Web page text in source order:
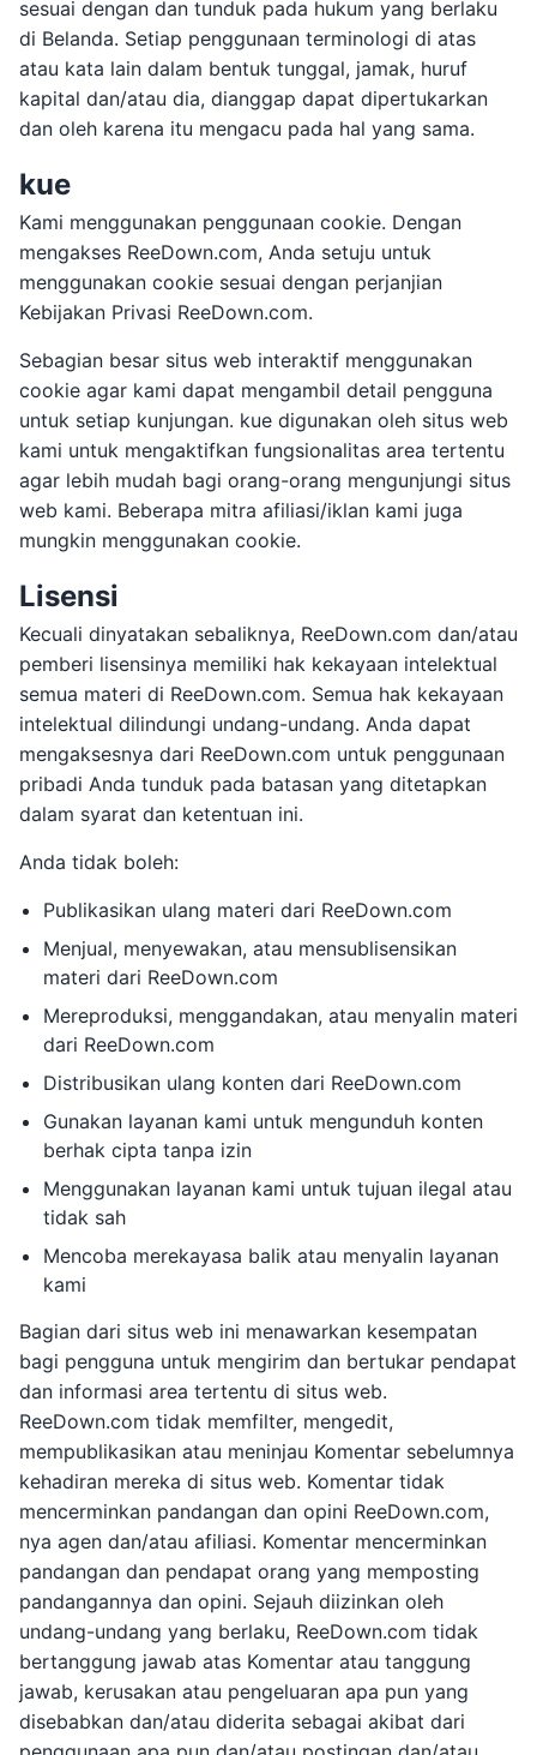
sesuai dengan dan tunduk pada hukum yang berlaku
di Belanda. Setiap penggunaan terminologi di atas
atau kata lain dalam bentuk tunggal, jamak, huruf
kapital dan/atau dia, dianggap dapat dipertukarkan
dan oleh karena itu mengacu pada hal yang sama.
kue
Kami menggunakan penggunaan cookie. Dengan
mengakses ReeDown.com, Anda setuju untuk
menggunakan cookie sesuai dengan perjanjian
Kebijakan Privasi ReeDown.com.
Sebagian besar situs web interaktif menggunakan
cookie agar kami dapat mengambil detail pengguna
untuk setiap kunjungan. kue digunakan oleh situs web
kami untuk mengaktifkan fungsionalitas area tertentu
agar lebih mudah bagi orang-orang mengunjungi situs
web kami. Beberapa mitra afiliasi/iklan kami juga
mungkin menggunakan cookie.
Lisensi
Kecuali dinyatakan sebaliknya, ReeDown.com dan/atau
pemberi lisensinya memiliki hak kekayaan intelektual
semua materi di ReeDown.com. Semua hak kekayaan
intelektual dilindungi undang-undang. Anda dapat
mengaksesnya dari ReeDown.com untuk penggunaan
pribadi Anda tunduk pada batasan yang ditetapkan
dalam syarat dan ketentuan ini.
Anda tidak boleh:
Publikasikan ulang materi dari ReeDown.com
Menjual, menyewakan, atau mensublisensikan
materi dari ReeDown.com
Mereproduksi, menggandakan, atau menyalin materi
dari ReeDown.com
Distribusikan ulang konten dari ReeDown.com
Gunakan layanan kami untuk mengunduh konten
berhak cipta tanpa izin
Menggunakan layanan kami untuk tujuan ilegal atau
tidak sah
Mencoba merekayasa balik atau menyalin layanan
kami
Bagian dari situs web ini menawarkan kesempatan
bagi pengguna untuk mengirim dan bertukar pendapat
dan informasi area tertentu di situs web.
ReeDown.com tidak memfilter, mengedit,
mempublikasikan atau meninjau Komentar sebelumnya
kehadiran mereka di situs web. Komentar tidak
mencerminkan pandangan dan opini ReeDown.com,
nya agen dan/atau afiliasi. Komentar mencerminkan
pandangan dan pendapat orang yang memposting
pandangannya dan opini. Sejauh diizinkan oleh
undang-undang yang berlaku, ReeDown.com tidak
bertanggung jawab atas Komentar atau tanggung
jawab, kerusakan atau pengeluaran apa pun yang
disebabkan dan/atau diderita sebagai akibat dari